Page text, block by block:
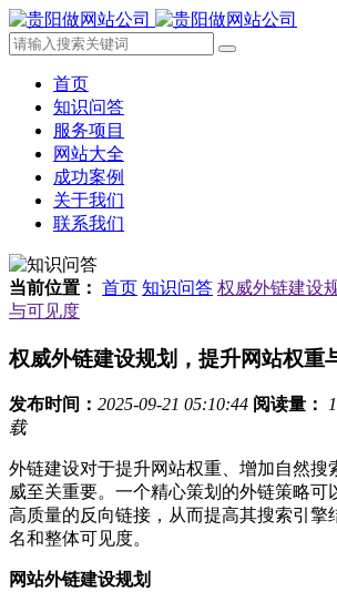
首页
知识问答
服务项目
网站大全
成功案例
关于我们
联系我们
当前位置： 首页 知识问答 权威外链建设
与可见度
权威外链建设规划，提升网站权重
发布时间： 2025-09-21 05:10:44 阅读量：
载
外链建设对于提升网站权重、增加自然搜
威至关重要。一个精心策划的外链策略可
高质量的反向链接，从而提高其搜索引擎
名和整体可见度。
网站外链建设规划